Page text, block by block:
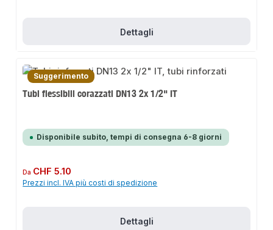
Dettagli
Suggerimento
Tubi flessibili corazzati DN13 2x 1/2" IT
Disponibile subito, tempi di consegna 6-8 giorni
Prezzo normale:
Da CHF 5.10
Prezzi incl. IVA più costi di spedizione
Dettagli